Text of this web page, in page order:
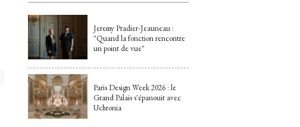
Jeremy Pradier-Jeauneau :
"Quand la fonction rencontre
un point de vue"
Paris Design Week 2026 : le
Grand Palais s'épanouit avec
Uchronia